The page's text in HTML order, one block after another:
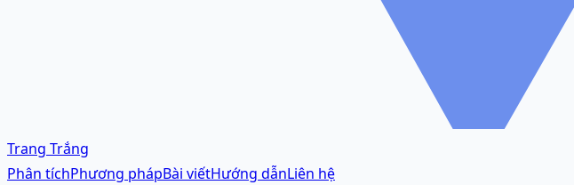
Trang Trắng
Phân tíchPhương phápBài viếtHướng dẫnLiên hệ